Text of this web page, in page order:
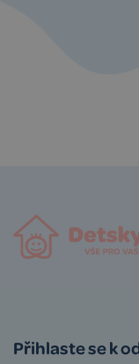
Přihlaste se k